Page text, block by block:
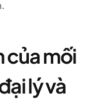
của mối
lý và